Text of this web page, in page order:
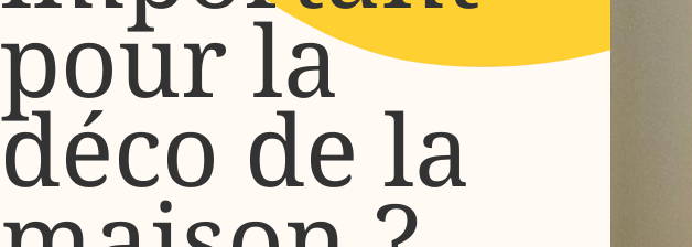
pour la
déco de la